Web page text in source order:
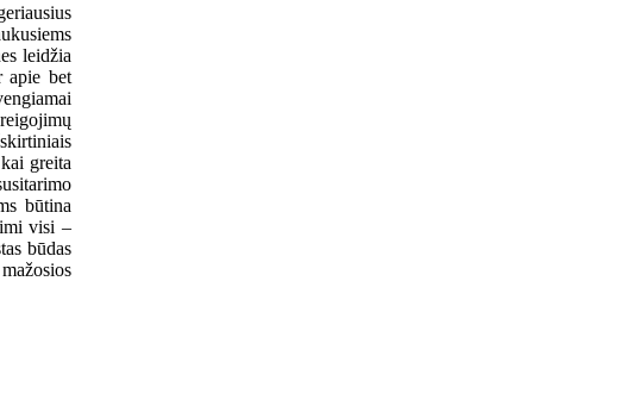
leidžia
apie bet
greita
būtina
visi –
būdas